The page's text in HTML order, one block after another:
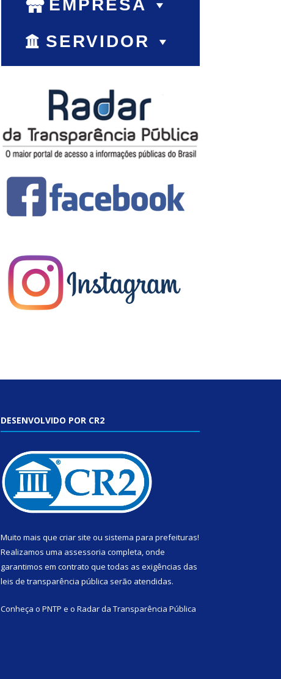
EMPRESA
SERVIDOR
DESENVOLVIDO POR CR2
Muito mais que criar site ou sistema para prefeituras!
Realizamos uma assessoria completa, onde
garantimos em contrato que todas as exigências das
leis de transparência pública serão atendidas.
Conheça o PNTP e o Radar da Transparência Pública